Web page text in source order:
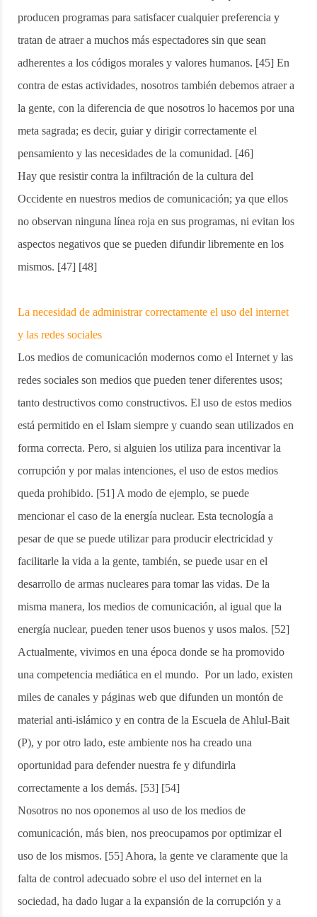
producen programas para satisfacer cualquier preferencia y
tratan de atraer a muchos más espectadores sin que sean
adherentes a los códigos morales y valores humanos. [45] En
contra de estas actividades, nosotros también debemos atraer a
la gente, con la diferencia de que nosotros lo hacemos por una
meta sagrada; es decir, guiar y dirigir correctamente el
pensamiento y las necesidades de la comunidad. [46]
Hay que resistir contra la infiltración de la cultura del
Occidente en nuestros medios de comunicación; ya que ellos
no observan ninguna línea roja en sus programas, ni evitan los
aspectos negativos que se pueden difundir libremente en los
mismos. [47] [48]
La necesidad de administrar correctamente el uso del internet
y las redes sociales
Los medios de comunicación modernos como el Internet y las
redes sociales son medios que pueden tener diferentes usos;
tanto destructivos como constructivos. El uso de estos medios
está permitido en el Islam siempre y cuando sean utilizados en
forma correcta. Pero, si alguien los utiliza para incentivar la
corrupción y por malas intenciones, el uso de estos medios
queda prohibido. [51] A modo de ejemplo, se puede
mencionar el caso de la energía nuclear. Esta tecnología a
pesar de que se puede utilizar para producir electricidad y
facilitarle la vida a la gente, también, se puede usar en el
desarrollo de armas nucleares para tomar las vidas. De la
misma manera, los medios de comunicación, al igual que la
energía nuclear, pueden tener usos buenos y usos malos. [52]
Actualmente, vivimos en una época donde se ha promovido
una competencia mediática en el mundo. Por un lado, existen
miles de canales y páginas web que difunden un montón de
material anti-islámico y en contra de la Escuela de Ahlul-Bait
(P), y por otro lado, este ambiente nos ha creado una
oportunidad para defender nuestra fe y difundirla
correctamente a los demás. [53] [54]
Nosotros no nos oponemos al uso de los medios de
comunicación, más bien, nos preocupamos por optimizar el
uso de los mismos. [55] Ahora, la gente ve claramente que la
falta de control adecuado sobre el uso del internet en la
sociedad, ha dado lugar a la expansión de la corrupción y a